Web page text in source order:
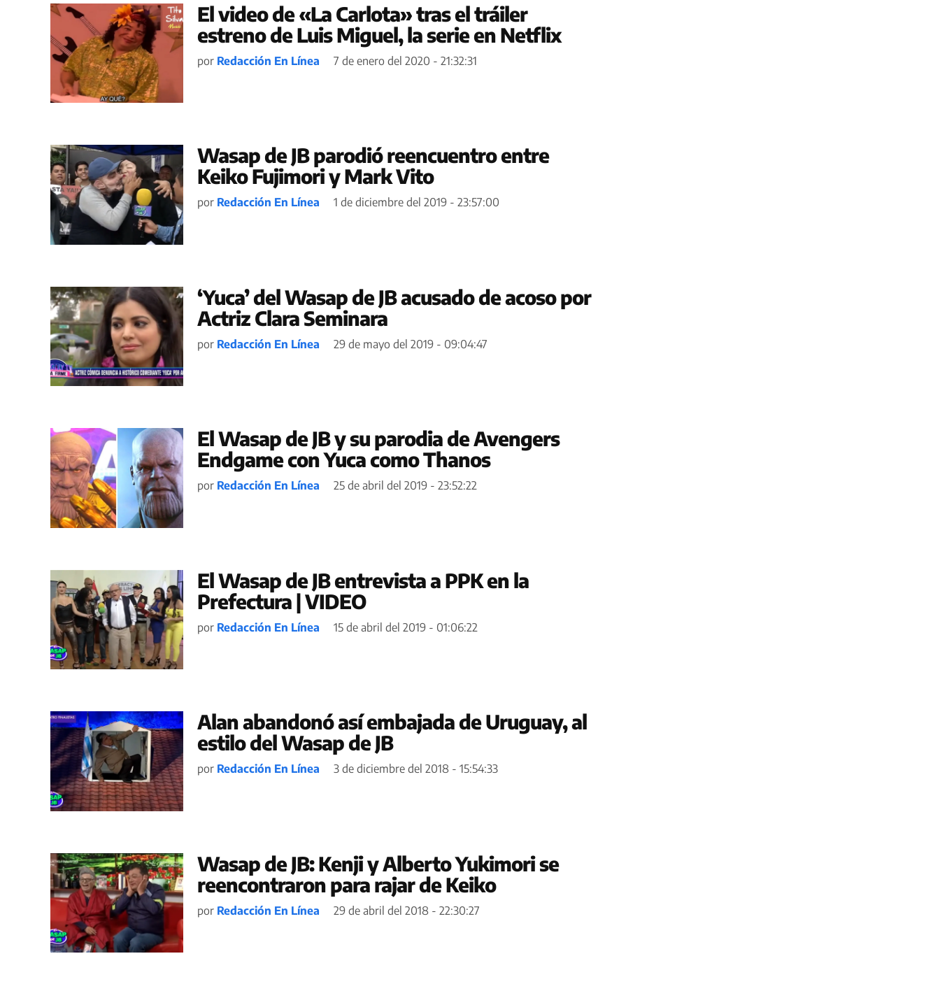
El video de «La Carlota» tras el tráiler
estreno de Luis Miguel, la serie en Netflix
por Redacción En Línea 7 de enero del 2020 - 21:32:31
Wasap de JB parodió reencuentro entre
Keiko Fujimori y Mark Vito
por Redacción En Línea 1 de diciembre del 2019 - 23:57:00
‘Yuca’ del Wasap de JB acusado de acoso por
Actriz Clara Seminara
por Redacción En Línea 29 de mayo del 2019 - 09:04:47
El Wasap de JB y su parodia de Avengers
Endgame con Yuca como Thanos
por Redacción En Línea 25 de abril del 2019 - 23:52:22
El Wasap de JB entrevista a PPK en la
Prefectura | VIDEO
por Redacción En Línea 15 de abril del 2019 - 01:06:22
Alan abandonó así embajada de Uruguay, al
estilo del Wasap de JB
por Redacción En Línea 3 de diciembre del 2018 - 15:54:33
Wasap de JB: Kenji y Alberto Yukimori se
reencontraron para rajar de Keiko
por Redacción En Línea 29 de abril del 2018 - 22:30:27